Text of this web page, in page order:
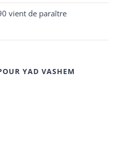
vient de paraître
YAD VASHEM